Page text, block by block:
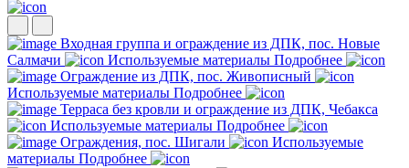
Входная группа и ограждение из ДПК, пос. Новые
Салмачи
Используемые материалы Подробнее
Ограждение из ДПК, пос. Живописный
Используемые материалы Подробнее
Терраса без кровли и ограждение из ДПК, Чебакса
Используемые материалы Подробнее
Ограждения, пос. Шигали
Используемые
материалы Подробнее